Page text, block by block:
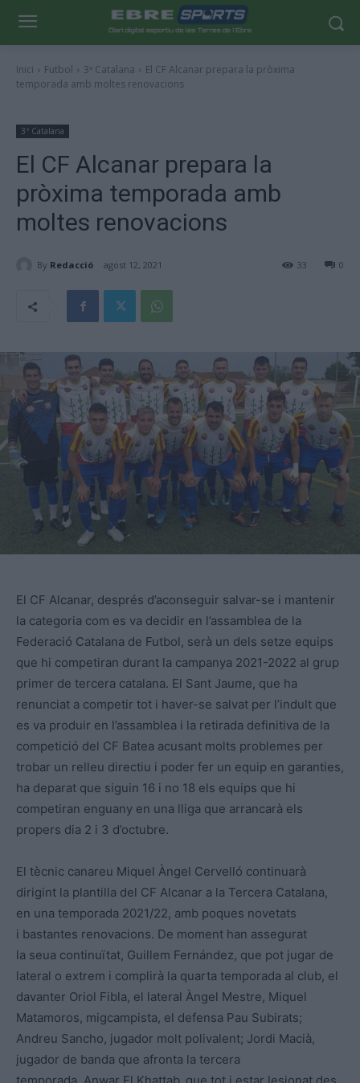
Inici Futbol 3ª Catalana
El CF Alcanar prepara la pròxima
temporada amb moltes renovacions
3ª Catalana
El CF Alcanar prepara la
pròxima temporada amb
moltes renovacions
By Redacció agost 12, 2021 0
33
El CF Alcanar, després d’aconseguir salvar-se i mantenir
la categoria com es va decidir en l’assamblea de la
Federació Catalana de Futbol, serà un dels setze equips
que hi competiran durant la campanya 2021-2022 al grup
primer de tercera catalana. El Sant Jaume, que ha
renunciat a competir tot i haver-se salvat per l’indult que
es va produir en l’assamblea i la retirada definitiva de la
competició del CF Batea acusant molts problemes per
trobar un relleu directiu i poder fer un equip en garanties,
ha deparat que siguin 16 i no 18 els equips que hi
competiran enguany en una lliga que arrancarà els
propers dia 2 i 3 d’octubre.
El tècnic canareu Miquel Àngel Cervelló continuarà
dirigint la plantilla del CF Alcanar a la Tercera Catalana,
en una temporada 2021/22, amb poques novetats
i bastantes renovacions. De moment han assegurat
la seua continuïtat, Guillem Fernández, que pot jugar de
lateral o extrem i complirà la quarta temporada al club, el
davanter Oriol Fibla, el lateral Àngel Mestre, Miquel
Matamoros, migcampista, el defensa Pau Subirats;
Andreu Sancho, jugador molt polivalent; Jordi Macià,
jugador de banda que afronta la tercera